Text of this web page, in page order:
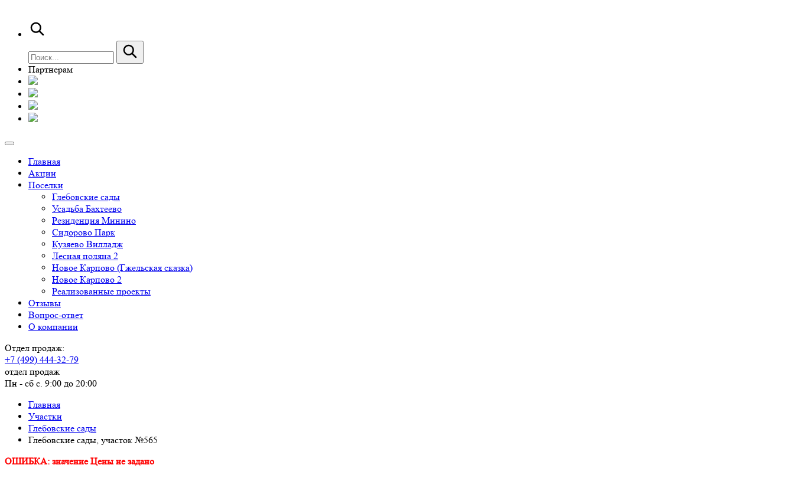
Партнерам
Главная
Акции
Поселки
Глебовские сады
Усадьба Бахтеево
Резиденция Минино
Сидорово Парк
Кузяево Вилладж
Лесная поляна 2
Новое Карпово (Гжельская сказка)
Новое Карпово 2
Реализованные проекты
Отзывы
Вопрос-ответ
О компании
Отдел продаж:
+7 (499) 444-32-79
отдел продаж
Пн - сб с. 9:00 до 20:00
Главная
Участки
Глебовские сады
Глебовские сады, участок №565
ОШИБКА: значение Цены не задано